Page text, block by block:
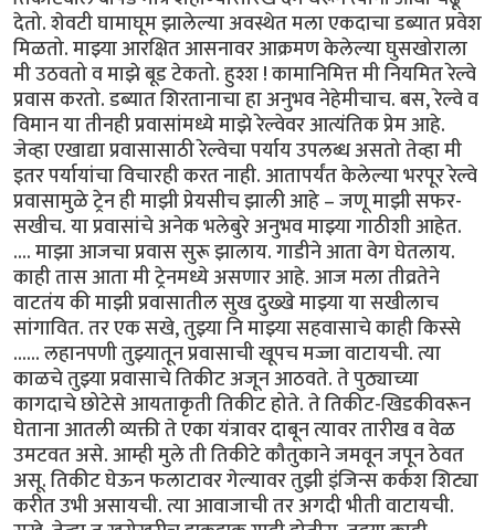
देतो. शेवटी घामाघूम झालेल्या अवस्थेत मला एकदाचा डब्यात प्रवेश
मिळतो. माझ्या आरक्षित आसनावर आक्रमण केलेल्या घुसखोराला
मी उठवतो व माझे बूड टेकतो. हुश्श ! कामानिमित्त मी नियमित रेल्वे
प्रवास करतो. डब्यात शिरतानाचा हा अनुभव नेहेमीचाच. बस, रेल्वे व
विमान या तीनही प्रवासांमध्ये माझे रेल्वेवर आत्यंतिक प्रेम आहे.
जेव्हा एखाद्या प्रवासासाठी रेल्वेचा पर्याय उपलब्ध असतो तेव्हा मी
इतर पर्यायांचा विचारही करत नाही. आतापर्यंत केलेल्या भरपूर रेल्वे
प्रवासामुळे ट्रेन ही माझी प्रेयसीच झाली आहे – जणू माझी सफर-
सखीच. या प्रवासांचे अनेक भलेबुरे अनुभव माझ्या गाठीशी आहेत.
.... माझा आजचा प्रवास सुरू झालाय. गाडीने आता वेग घेतलाय.
काही तास आता मी ट्रेनमध्ये असणार आहे. आज मला तीव्रतेने
वाटतंय की माझी प्रवासातील सुख दुख्खे माझ्या या सखीलाच
सांगावित. तर एक सखे, तुझ्या नि माझ्या सहवासाचे काही किस्से
...... लहानपणी तुझ्यातून प्रवासाची खूपच मज्जा वाटायची. त्या
काळचे तुझ्या प्रवासाचे तिकीट अजून आठवते. ते पुठ्याच्या
कागदाचे छोटेसे आयताकृती तिकीट होते. ते तिकीट-खिडकीवरून
घेताना आतली व्यक्ती ते एका यंत्रावर दाबून त्यावर तारीख व वेळ
उमटवत असे. आम्ही मुले ती तिकीटे कौतुकाने जमवून जपून ठेवत
असू. तिकीट घेऊन फलाटावर गेल्यावर तुझी इंजिन्स कर्कश शिट्या
करीत उभी असायची. त्या आवाजाची तर अगदी भीती वाटायची.